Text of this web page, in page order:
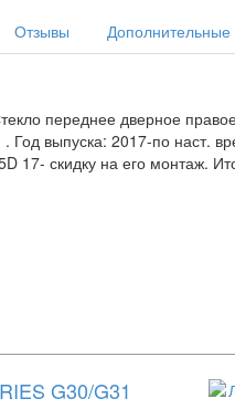
Отзывы Дополнительные
переднее дверное
. Год выпуска: 2017-по наст.
17- скидку на его монтаж.
G30/G31